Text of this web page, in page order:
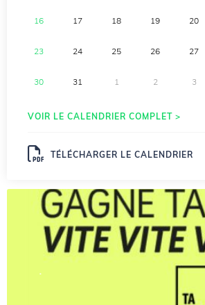
16 17 18 19 20
23 24 25 26 27
30 31 1 2 3
VOIR LE CALENDRIER COMPLET >
TÉLÉCHARGER LE CALENDRIER
.